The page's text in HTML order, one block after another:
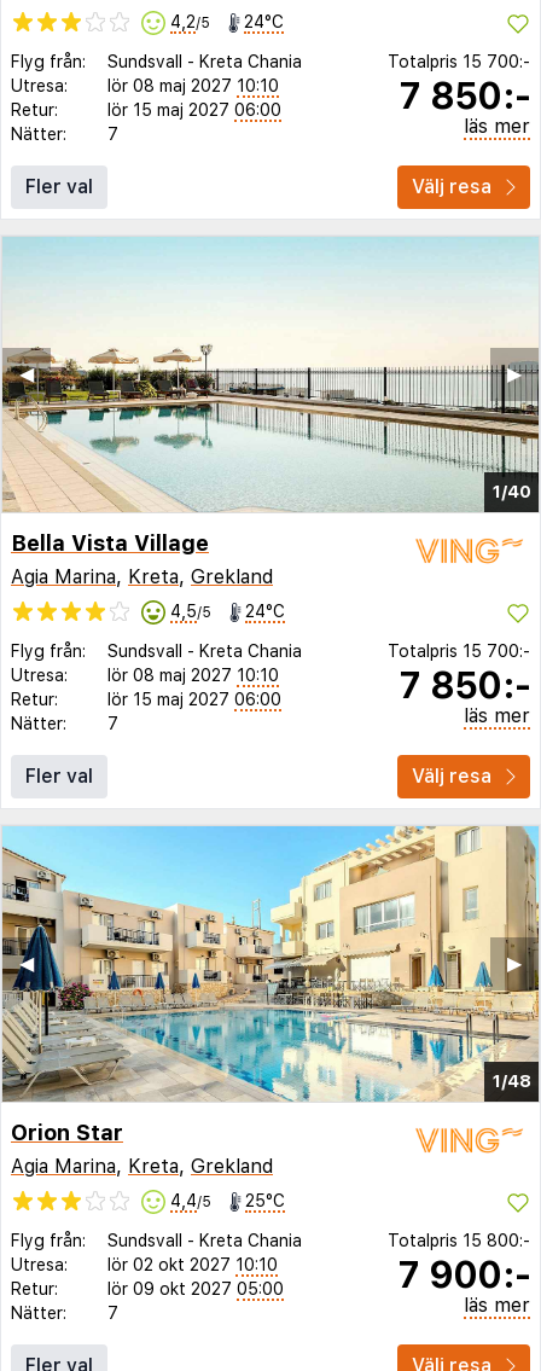
4,2/5 24°C
Flyg från: Sundsvall - Kreta Chania
Utresa:
lör 08 maj 2027 10:10
Retur:
lör 15 maj 2027 06:00
Nätter:
7
Totalpris 15 700:-
7 850:-
läs mer
Fler val Välj resa
1/40
▶︎
◀︎
Bella Vista Village
Agia Marina, Kreta, Grekland
4,5/5 24°C
Flyg från: Sundsvall - Kreta Chania
Utresa:
lör 08 maj 2027 10:10
Retur:
lör 15 maj 2027 06:00
Nätter:
7
Totalpris 15 700:-
7 850:-
läs mer
Fler val Välj resa
1/48
▶︎
◀︎
Orion Star
Agia Marina, Kreta, Grekland
4,4/5 25°C
Flyg från: Sundsvall - Kreta Chania
Utresa:
lör 02 okt 2027 10:10
Retur:
lör 09 okt 2027 05:00
Nätter:
7
Totalpris 15 800:-
7 900:-
läs mer
Fler val Välj resa